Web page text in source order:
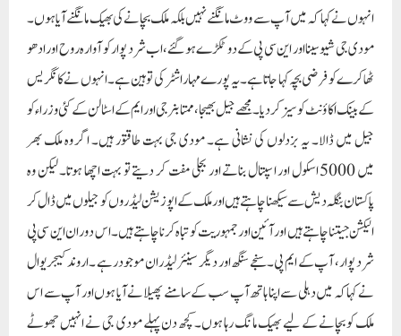
الیکشن جیتنا چاہتے ہیں اور آئین اور جمہوریت کو تباہ کرنا چاہتے ہیں۔ اس دوران این سی پی
شرد پوار، آپ کے ایم پی۔سنجے سنگھ اور دیگر سینئر لیڈران موجود رہے ۔اروند کیجریوال
نے کہا کہ میں دہلی سے اپنا ہاتھ آپ سب کے سامنے پھیلانے آیا ہوں اور آپ سے اس
ملک کو بچانے کے لیے بھیک مانگ رہا ہوں۔ کچھ دن پہلے مودی جی نے انہیں جھوٹے
مقدمے میں گرفتار کیا تھا۔ میں ابھی چند دن پہلے جیل سے باہر آیا ہوں۔ میں ووٹ مانگنے
نہیں ملک بچانے آیا ہوں۔ میں سپریم کورٹ کا شکریہ ادا کرنا چاہتا ہوں۔ مجھے اتنی جلدی
رہائی کی امید نہیں تھی۔ یہ خدا کے معجزے سے کم نہ تھا۔ عدالت نے انتخابی مہم کے
لیے 21 دن کا وقت دیا ہے۔ میں 21 دن تک سکون سے نہیں سووں گا۔ 24 گھنٹے، ایک
ایک لمحہ، ملک کو بچانے، بی جے پی کو نکالنے اور لوگوں کی مدد کے لیے پورے ملک میں
گھوم رہا ہوں۔میں آپ کو جگانے کی کوشش کر رہا ہوں۔ کیجریوال نے کہا کہ میں سوچ
رہا تھا کہ مجھے جیل کیوں بھیجا گیا؟ میرا قصور کیا ہے؟میری ایک چھوٹی پارٹی ہے، دہلی-